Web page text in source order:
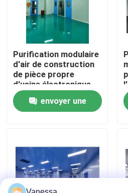
Contrôle de qualité
Contactez-nous
Nouvelles
Théâtre modulaire
Pièce propre modulaire
Purification modulaire
d'air de construction
de pièce propre
d'usine électronique
envoyer une